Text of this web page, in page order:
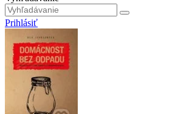
Prihlásiť